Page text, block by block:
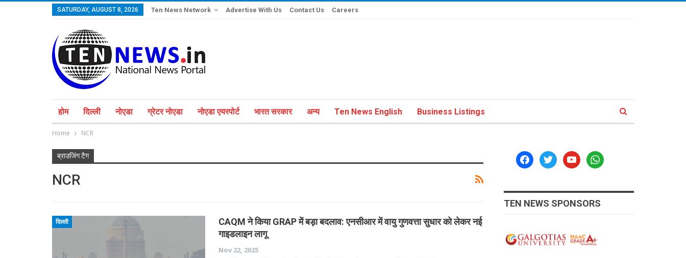
SATURDAY, AUGUST 8, 2026 Ten News Network Advertise With Us Contact Us Careers
होम दिल्ली नोएडा ग्रेटर नोएडा नोएडा एयरपोर्ट भारत सरकार अन्य Ten News English Business Listings
Home NCR
ब्राउजिंग टैग
NCR
दिल्ली
CAQM ने किया GRAP में बड़ा बदलाव: एनसीआर में वायु गुणवत्ता सुधार को लेकर नई
गाइडलाइन लागू
Nov 22, 2025
facebooktwitteryoutubewhatsapp
TEN NEWS SPONSORS